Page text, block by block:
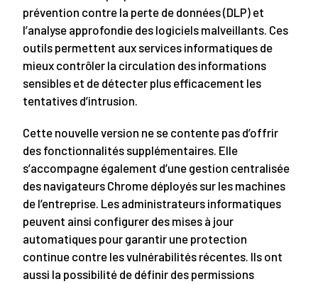
prévention contre la perte de données (DLP) et
l’analyse approfondie des logiciels malveillants. Ces
outils permettent aux services informatiques de
mieux contrôler la circulation des informations
sensibles et de détecter plus efficacement les
tentatives d’intrusion.
Cette nouvelle version ne se contente pas d’offrir
des fonctionnalités supplémentaires. Elle
s’accompagne également d’une gestion centralisée
des navigateurs Chrome déployés sur les machines
de l’entreprise. Les administrateurs informatiques
peuvent ainsi configurer des mises à jour
automatiques pour garantir une protection
continue contre les vulnérabilités récentes. Ils ont
aussi la possibilité de définir des permissions